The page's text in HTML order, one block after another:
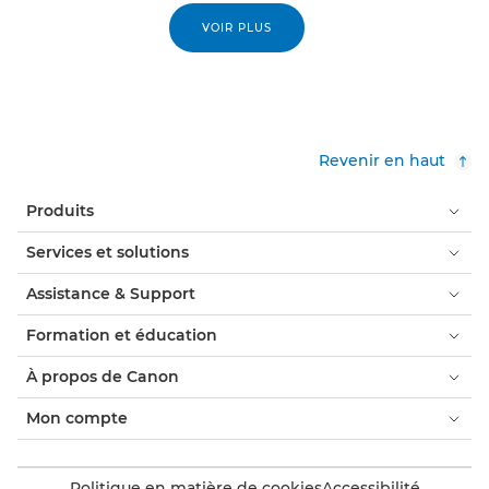
VOIR PLUS
Revenir en haut
Produits
Services et solutions
Assistance & Support
Formation et éducation
À propos de Canon
Mon compte